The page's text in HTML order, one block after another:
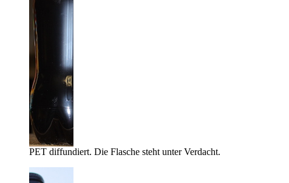
PET diffundiert. Die Flasche steht unter Verdacht.